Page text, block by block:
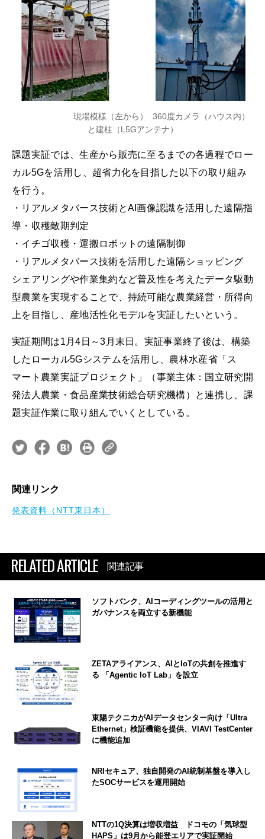
現場模様（左から） 360度カメラ（ハウス内）
と建柱（L5Gアンテナ）
課題実証では、生産から販売に至るまでの各過程でロー
カル5Gを活用し、超省力化を目指した以下の取り組み
を行う。
・リアルメタバース技術とAI画像認識を活用した遠隔指
導・収穫敵期判定
・イチゴ収穫・運搬ロボットの遠隔制御
・リアルメタバース技術を活用した遠隔ショッピング
シェアリングや作業集約など普及性を考えたデータ駆動
型農業を実現することで、持続可能な農業経営・所得向
上を目指し、産地活性化モデルを実証したいという。
実証期間は1月4日～3月末日。実証事業終了後は、構築
したローカル5Gシステムを活用し、農林水産省「ス
マート農業実証プロジェクト」（事業主体：国立研究開
発法人農業・食品産業技術総合研究機構）と連携し、課
題実証作業に取り組んでいくとしている。
関連リンク
発表資料（NTT東日本）
RELATED ARTICLE 関連記事
ソフトバンク、AIコーディングツールの活用と
ガバナンスを両立する新機能
ZETAアライアンス、AIとIoTの共創を推進す
る 「Agentic IoT Lab」を設立
東陽テクニカがAIデータセンター向け「Ultra
Ethernet」検証機能を提供、VIAVI TestCenter
に機能追加
NRIセキュア、独自開発のAI統制基盤を導入し
たSOCサービスを運用開始
NTTの1Q決算は増収増益 ドコモの「気球型
HAPS」は9月から能登エリアで実証開始